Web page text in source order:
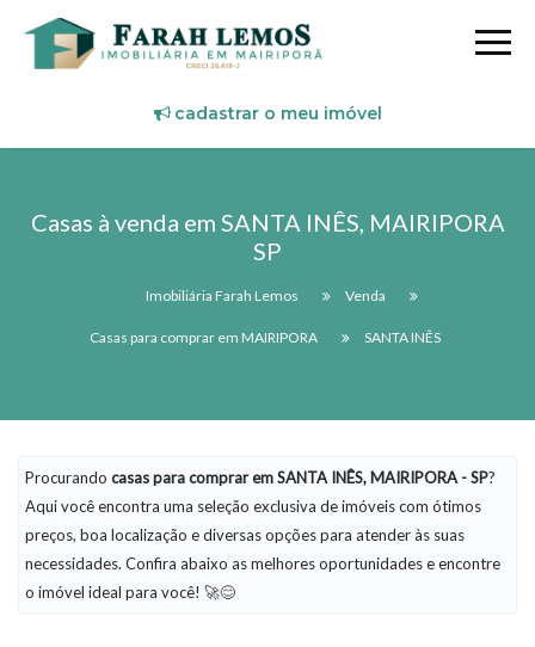
cadastrar o meu imóvel
Casas à venda em SANTA INÊS, MAIRIPORA
SP
Imobiliária Farah Lemos Venda
Casas para comprar em MAIRIPORA SANTA INÊS
Procurando casaspara comprar em SANTA INÊS, MAIRIPORA - SP?
Aqui você encontra uma seleção exclusiva de imóveis com ótimos
preços, boa localização e diversas opções para atender às suas
necessidades. Confira abaixo as melhores oportunidades e encontre
o imóvel ideal para você! 🚀😊